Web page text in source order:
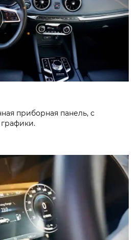
приборная панель, с